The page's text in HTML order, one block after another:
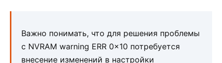
Важно понимать, что для решения проблемы
с NVRAM warning ERR 0x10 потребуется
внесение изменений в настройки